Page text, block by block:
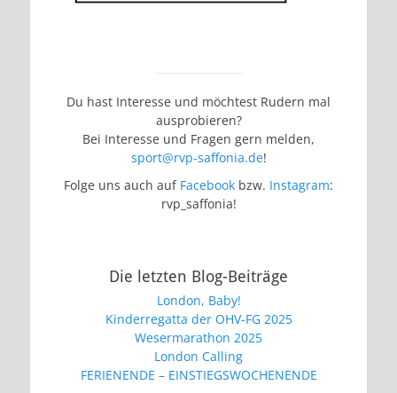
Du hast Interesse und möchtest Rudern mal
ausprobieren?
Bei Interesse und Fragen gern melden,
sport@rvp-saffonia.de!
Folge uns auch auf Facebook bzw. Instagram:
rvp_saffonia!
Die letzten Blog-Beiträge
London, Baby!
Kinderregatta der OHV-FG 2025
Wesermarathon 2025
London Calling
FERIENENDE – EINSTIEGSWOCHENENDE